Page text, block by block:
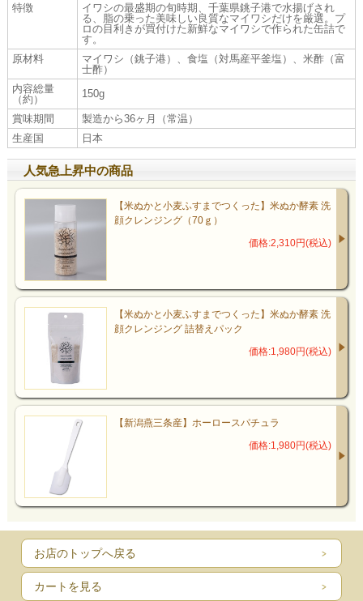
特徴
イワシの最盛期の旬時期、千葉県銚子港で水揚げされ
る、脂の乗った美味しい良質なマイワシだけを厳選。プ
ロの目利きが買付けた新鮮なマイワシで作られた缶詰で
す。
原材料
マイワシ（銚子港）、食塩（対馬産平釜塩）、米酢（富
士酢）
内容総量
（約）
150g
賞味期間
製造から36ヶ月（常温）
生産国
日本
人気急上昇中の商品
【米ぬかと小麦ふすまでつくった】米ぬか酵素 洗
顔クレンジング（70ｇ）
価格:2,310円(税込)
【米ぬかと小麦ふすまでつくった】米ぬか酵素 洗
顔クレンジング 詰替えパック
価格:1,980円(税込)
【新潟燕三条産】ホーロースパチュラ
価格:1,980円(税込)
お店のトップへ戻る
カートを見る